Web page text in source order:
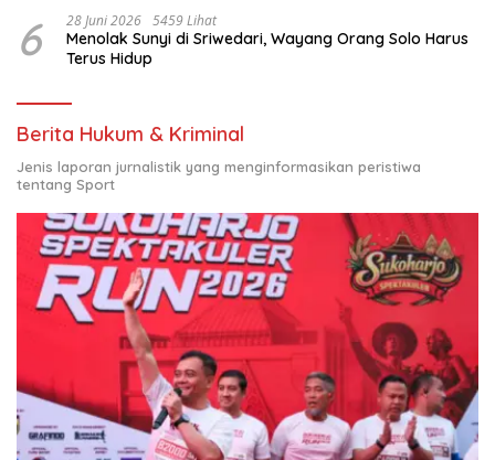
6 28 Juni 2026 5459 Lihat
Menolak Sunyi di Sriwedari, Wayang Orang Solo Harus
Terus Hidup
Berita Hukum & Kriminal
Jenis laporan jurnalistik yang menginformasikan peristiwa
tentang Sport